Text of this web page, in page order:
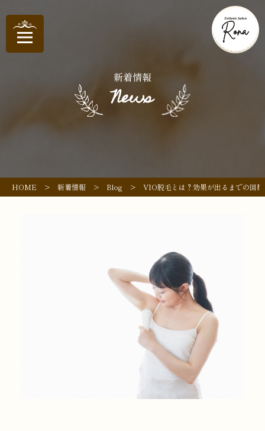
新着情報
News
HOME > 新着情報 > Blog > VIO脱毛とは？効果が出るまでの回